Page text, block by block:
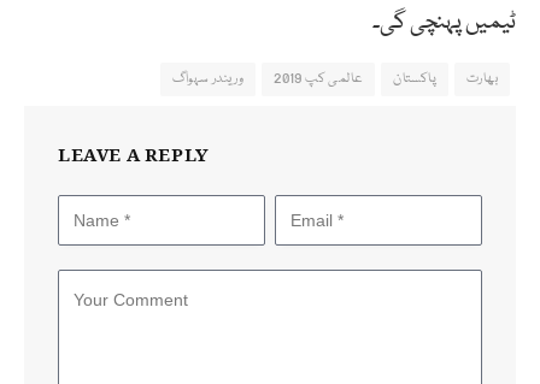
ٹیمیں پہنچی گی۔
بھارت پاکستان عالمی کپ 2019 وریندر سہواگ
LEAVE A REPLY